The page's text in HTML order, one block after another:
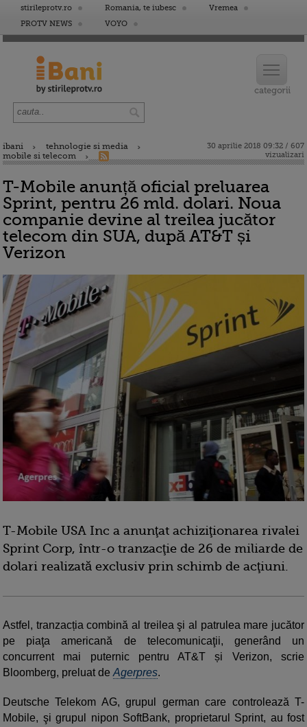
stirileprotv.ro Romania, te iubesc
Vremea
PROTV NEWS
VOYO
ibani
tehnologie si media
mobile si telecom
30 aprilie 2018 09:32 / 607
vizualizari
T-Mobile anunță oficial preluarea
Sprint, pentru 26 mld. dolari. Noua
companie devine al treilea jucător
telecom din SUA, după AT&T și
Verizon
T-Mobile USA Inc a anunţat achiziţionarea rivalei
Sprint Corp, într-o tranzacţie de 26 de miliarde de
dolari realizată exclusiv prin schimb de acţiuni.
Astfel, tranzacția combină al treilea şi al patrulea mare jucător
pe piaţa americană de telecomunicaţii, generând un
concurrent mai puternic pentru AT&T și Verizon, scrie
Bloomberg, preluat de Agerpres.
Deutsche Telekom AG, grupul german care controlează T-
Mobile, şi grupul nipon SoftBank, proprietarul Sprint, au fost